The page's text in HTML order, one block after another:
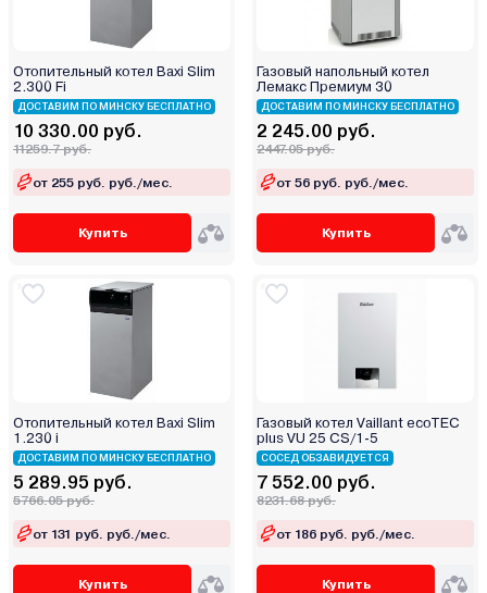
Rispa
Rizon
Rugas
Sakovich
Skat
Stoker
Stout
TECLine
Termet
Termica
Thermex
TIS
VGR
Отопительный котел Baxi Slim
2.300 Fi
ДОСТАВИМ ПО МИНСКУ БЕСПЛАТНО
10 330.00 руб.
11259.7 руб.
от 255 руб. руб./мес.
Купить
Газовый напольный котел
Лемакс Премиум 30
ДОСТАВИМ ПО МИНСКУ БЕСПЛАТНО
2 245.00 руб.
2447.05 руб.
от 56 руб. руб./мес.
Купить
Отопительный котел Baxi Slim
1.230 i
ДОСТАВИМ ПО МИНСКУ БЕСПЛАТНО
5 289.95 руб.
5766.05 руб.
от 131 руб. руб./мес.
Купить
Газовый котел Vaillant ecoTEC
plus VU 25 CS/1-5
СОСЕД ОБЗАВИДУЕТСЯ
7 552.00 руб.
8231.68 руб.
от 186 руб. руб./мес.
Купить